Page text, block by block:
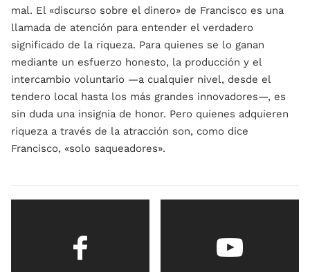
mal. El «discurso sobre el dinero» de Francisco es una
llamada de atención para entender el verdadero
significado de la riqueza. Para quienes se lo ganan
mediante un esfuerzo honesto, la producción y el
intercambio voluntario —a cualquier nivel, desde el
tendero local hasta los más grandes innovadores—, es
sin duda una insignia de honor. Pero quienes adquieren
riqueza a través de la atracción son, como dice
Francisco, «solo saqueadores».